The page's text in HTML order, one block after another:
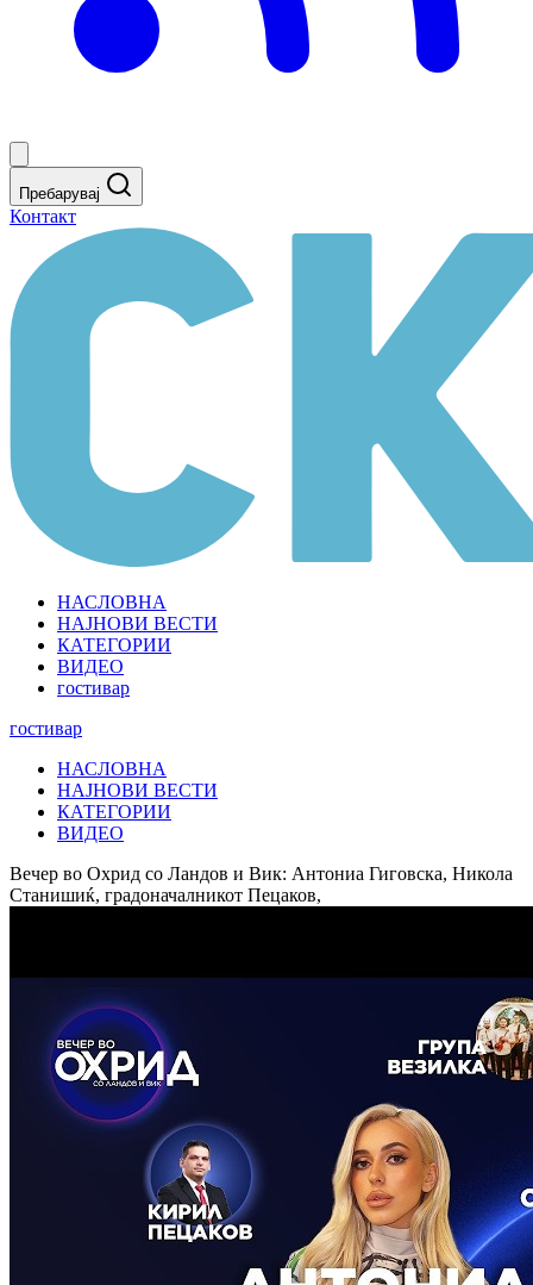
Пребарувај
Контакт
НАСЛОВНА
НАЈНОВИ ВЕСТИ
КАТЕГОРИИ
ВИДЕО
гостивар
гостивар
НАСЛОВНА
НАЈНОВИ ВЕСТИ
КАТЕГОРИИ
ВИДЕО
Вечер во Охрид со Ландов и Вик: Антониа Гиговска, Никола
Станишиќ, градоначалникот Пецаков,